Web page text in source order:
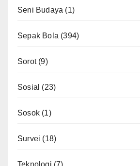
Seni Budaya (1)
Sepak Bola (394)
Sorot(9)
Sosial (23)
Sosok (1)
Survei (18)
Teknologi (7)